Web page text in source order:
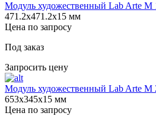
Модуль художественный Lab Arte М
471.2х471.2х15 мм
Цена по запросу
Под заказ
Запросить цену
Модуль художественный Lab Arte М
653х345х15 мм
Цена по запросу